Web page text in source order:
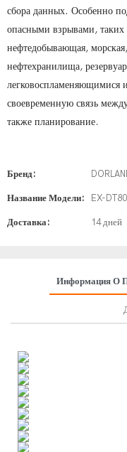
сбора данных. Особенно
опасными взрывами, таких
нефтедобывающая,
нефтехранилища,
легковоспламеняющимися
своевременную связь
также планирование.
Бренд:
Название Модели: EX-DT80
Доставка: 14 дней
Информация О